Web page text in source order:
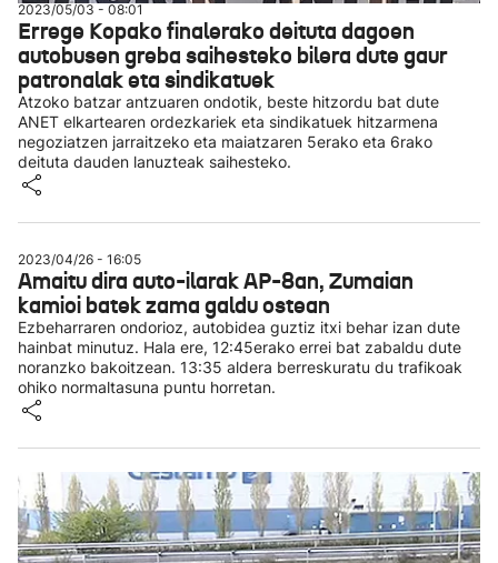
2023/05/03 - 08:01
Errege Kopako finalerako deituta dagoen
autobusen greba saihesteko bilera dute gaur
patronalak eta sindikatuek
Atzoko batzar antzuaren ondotik, beste hitzordu bat dute
ANET elkartearen ordezkariek eta sindikatuek hitzarmena
negoziatzen jarraitzeko eta maiatzaren 5erako eta 6rako
deituta dauden lanuzteak saihesteko.
2023/04/26 - 16:05
Amaitu dira auto-ilarak AP-8an, Zumaian
kamioi batek zama galdu ostean
Ezbeharraren ondorioz, autobidea guztiz itxi behar izan dute
hainbat minutuz. Hala ere, 12:45erako errei bat zabaldu dute
noranzko bakoitzean. 13:35 aldera berreskuratu du trafikoak
ohiko normaltasuna puntu horretan.